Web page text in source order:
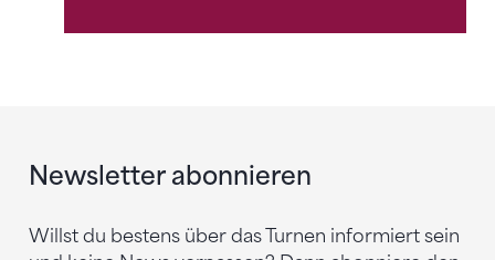
Newsletter abonnieren
Willst du bestens über das Turnen informiert sein